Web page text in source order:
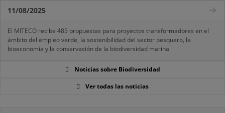
11/08/2025
El MITECO recibe 485 propuestas para proyectos transformadores en el
ámbito del empleo verde, la sostenibilidad del sector pesquero, la
bioeconomía y la conservación de la biodiversidad marina
Noticias sobre Biodiversidad
Ver todas las noticias